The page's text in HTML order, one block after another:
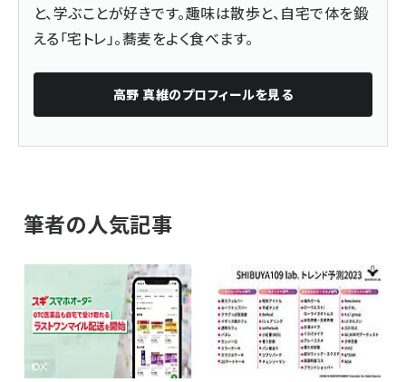
と、学ぶことが好きです。趣味は散歩と、自宅で体を鍛
える「宅トレ」。蕎麦をよく食べます。
高野 真維のプロフィールを見る
筆者の人気記事